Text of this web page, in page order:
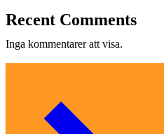
Recent Comments
Inga kommentarer att visa.